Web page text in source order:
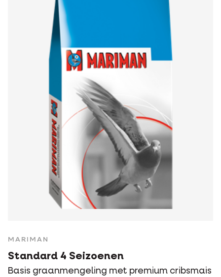
MARIMAN
Standard 4 Seizoenen
Basis graanmengeling met premium cribsmais